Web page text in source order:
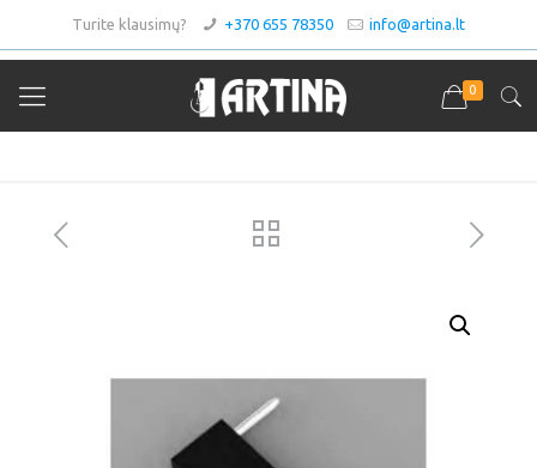
Turite klausimų? +370 655 78350 info@artina.lt
0
Asortimentas